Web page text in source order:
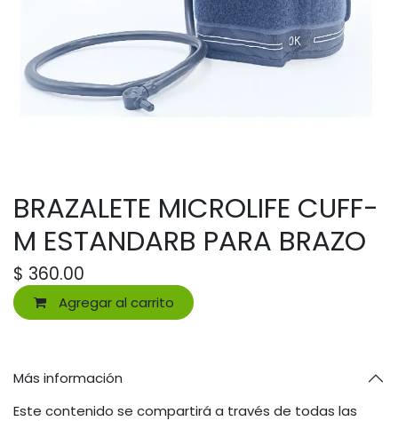
BRAZALETE MICROLIFE CUFF-
M ESTANDARB PARA BRAZO
$ 360.00
Agregar al carrito
Más información
Este contenido se compartirá a través de todas las